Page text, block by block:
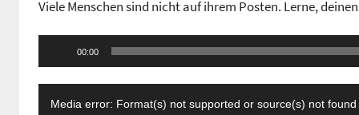
n
G
e
Viele Menschen sind nicht auf ihrem Posten. Lerne,
Player
00:00
Media error: Format(s) not supported or source(s) not found